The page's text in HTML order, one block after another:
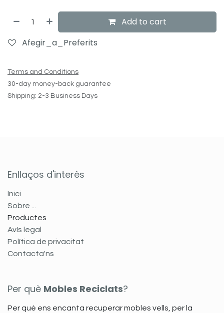
Add to cart
Afegir_a_Preferits
Terms and Conditions
30-day money-back guarantee
Shipping: 2-3 Business Days
Enllaços d'interès
Inici
Sobre ...
Productes
Avís legal
Política de privacitat
Contacta'ns
Per què Mobles Reciclats?
Per què ens encanta recuperar mobles vells, per la